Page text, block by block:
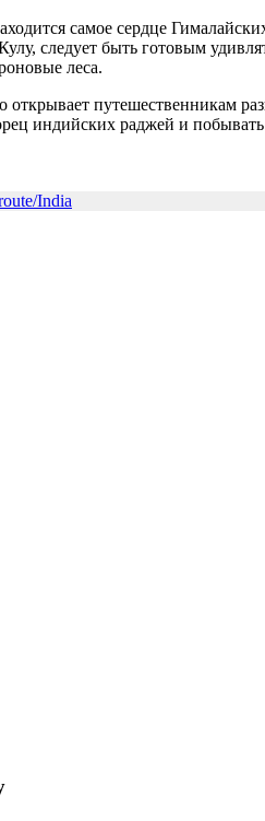
самое сердце
следует быть готовым
леса.
открывает путешественникам
индийских раджей и
India